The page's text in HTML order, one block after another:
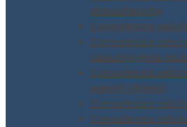
atmosferiche
Consulenza
Consulenza
cancerogeno
Consulenza
agenti chimici
Consulenza
Consulenza